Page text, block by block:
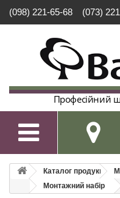
(098) 221-65-68 (073)
Професійний

Каталог продукції
Монтажний набір